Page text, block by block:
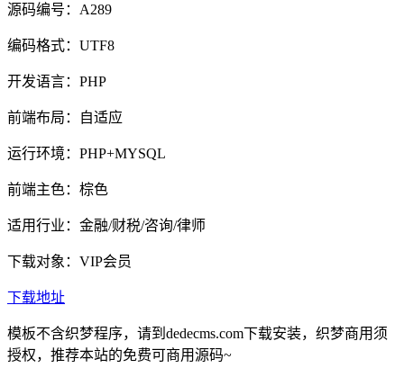
源码编号：A289
编码格式：UTF8
开发语言：PHP
前端布局：自适应
运行环境：PHP+MYSQL
前端主色：棕色
适用行业：金融/财税/咨询/律师
下载对象：VIP会员
下载地址
模板不含织梦程序，请到dedecms.com下载安装，织梦商用须
授权，推荐本站的免费可商用源码~